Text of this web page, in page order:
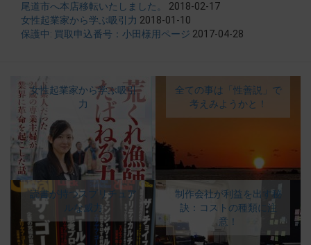
尾道市へ本店移転いたしました。
2018-02-17
女性起業家から学ぶ吸引力 2018-01-10
保護中: 買取申込番号：小田様用ページ 2017-04-28
女性起業家から学ぶ吸引
力
全ての事は「性善説」で
考えみようかと！
読書が持つスプリチュア
ルな威力
制作会社が利益を出す秘
訣：コストの種類に注
意！